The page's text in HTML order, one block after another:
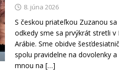
8. júna 2026
S českou priateľkou Zuzanou
odkedy sme sa prvýkrát stretli
Arábie. Sme obidve
spolu pravidelne na dovolenky
mnou na […]